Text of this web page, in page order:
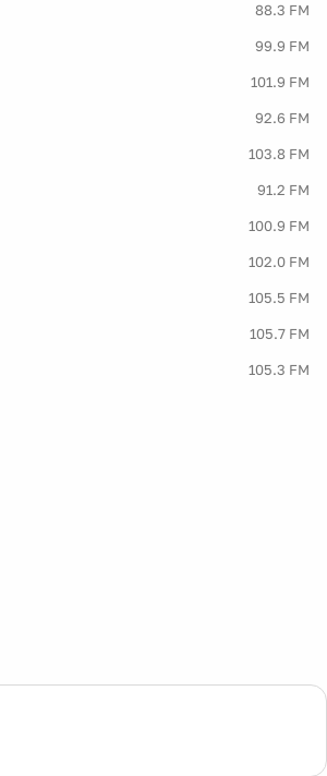
88.3 FM
99.9 FM
101.9 FM
92.6 FM
103.8 FM
91.2 FM
100.9 FM
102.0 FM
105.5 FM
105.7 FM
105.3 FM